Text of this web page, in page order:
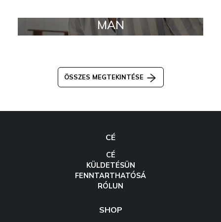
MAN
ÖSSZES MEGTEKINTÉSE
CÉ
CÉ
KÜLDETÉSÜN
FENNTARTHATÓSÁ
RÓLUN
SHOP